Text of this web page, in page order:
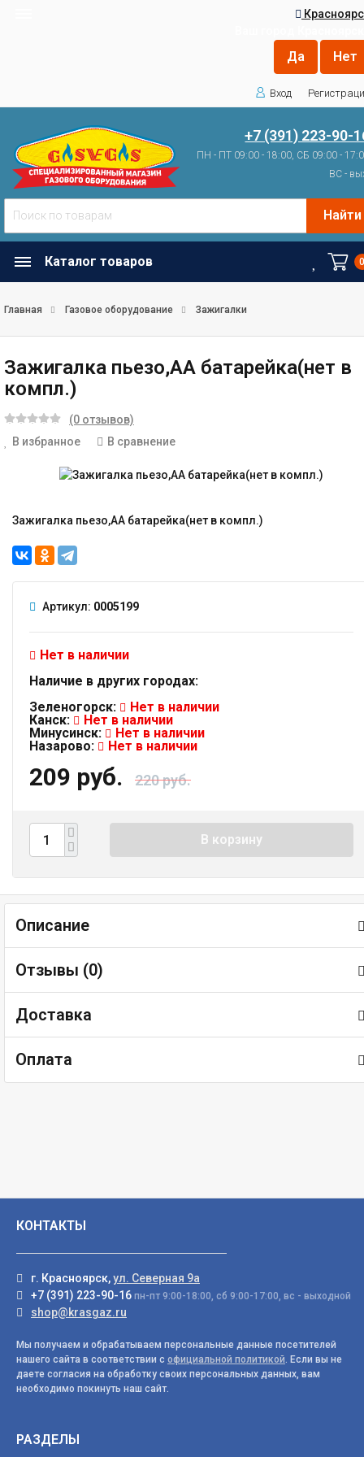
Вход
+7 (391) 223-90-
ПН - ПТ 09:00 - 18:00, СБ 09:00 -
ВС -
Найти
Каталог товаров
Главная Газовое оборудование Зажигалки
Зажигалка пьезо,АА батарейка(нет в
компл.)
(0 отзывов)
В избранное
В сравнение
Зажигалка пьезо,АА батарейка(нет в компл.)
Артикул: 0005199
Нет в наличии
Наличие в других городах:
Зеленогорск:
Нет в наличии
Канск:
Нет в наличии
Минусинск:
Нет в наличии
Назарово:
Нет в наличии
209 руб. 220 руб.
В корзину
Описание
Отзывы (0)
Доставка
Оплата
КОНТАКТЫ
г. Красноярск,ул. Северная 9а
+7 (391) 223-90-16 пн-пт 9:00-18:00, сб 9:00-17:00, вс - выходной
shop@krasgaz.ru
Мы получаем и обрабатываем персональные данные посетителей
нашего сайта в соответствии с официальной политикой. Если вы не
даете согласия на обработку своих персональных данных, вам
необходимо покинуть наш сайт.
РАЗДЕЛЫ